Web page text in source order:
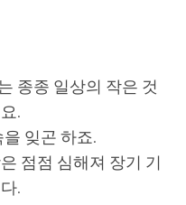
종종 일상의 작은 것
.
잊곤 하죠.
점점 심해져 장기 기
.